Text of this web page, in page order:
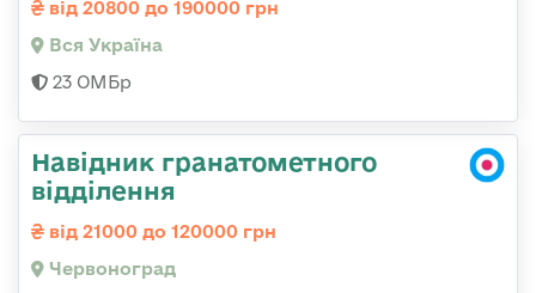
від 20800 до 190000 грн
Вся Україна
23 ОМБр
Навідник гранатометного
відділення
від 21000 до 120000 грн
Червоноград